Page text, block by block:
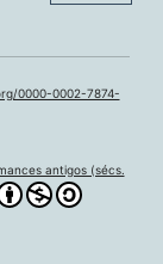
0000-0002-7874-
antigos (sécs.